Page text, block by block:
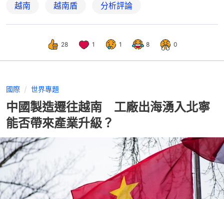
越南 越南盾 分析評論
28 1 1 8 0
國際 世界專題
中國製造遷往越南 工廠出海湧入北寧
能否帶來產業升級？